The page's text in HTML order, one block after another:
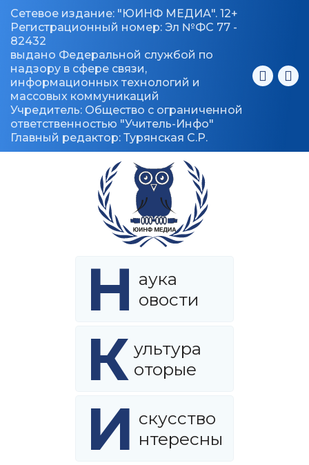
Сетевое издание: "ЮИНФ МЕДИА". 12+
Регистрационный номер: Эл №ФС 77 -
82432
выдано Федеральной службой по
надзору в сфере связи,
информационных технологий и
массовых коммуникаций
Учредитель: Общество с ограниченной
ответственностью "Учитель-Инфо"
Главный редактор: Турянская С.Р.
Н аука
овости
К ультура
оторые
И скусство
нтересны